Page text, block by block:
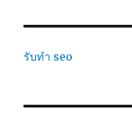
รับทำ seo